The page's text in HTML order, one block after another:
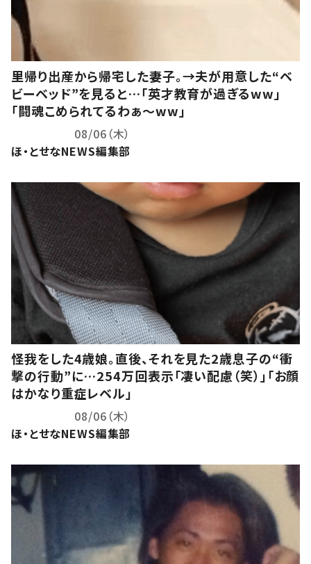
里帰り出産から帰宅した妻子。→夫が用意した“ベ
ビーベッド”を見ると…「英才教育が過ぎるww」
「闘魂こめられてるわぁ～ww」
08/06（木）
ほ・とせなNEWS編集部
怪我をした4歳娘。直後、それを見た2歳息子の“衝
撃の行動”に…254万回表示「凄い配慮（笑）」「お顔
はかなり重症レベル」
08/06（木）
ほ・とせなNEWS編集部